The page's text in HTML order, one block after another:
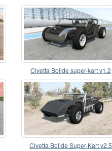
Civetta Bolide super-kart v1.2
Civetta Bolide Super-Kart v2.5